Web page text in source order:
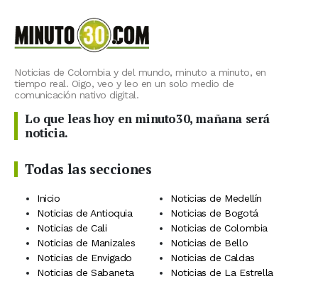
Noticias de Colombia y del mundo, minuto a minuto, en
tiempo real. Oigo, veo y leo en un solo medio de
comunicación nativo digital.
Lo que leas hoy en minuto30, mañana será
noticia.
Todas las secciones
Inicio
Noticias de Medellín
Noticias de Antioquia
Noticias de Bogotá
Noticias de Cali
Noticias de Colombia
Noticias de Manizales
Noticias de Bello
Noticias de Envigado
Noticias de Caldas
Noticias de Sabaneta
Noticias de La Estrella